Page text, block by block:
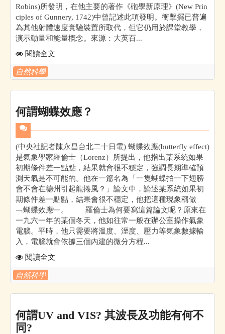
Robins)所發明，在他主要的著作《砲學新原理》(New Prin
ciples of Gunnery, 1742)中曾記述此項發明。衝擊擺已普遍
為其他射體速度實驗裝置所取代，但它仍用於課堂教學，
演示動量和能量概念。來源：大英百...
閱讀全文
自然科學
何謂蝴蝶效應？
(中央社記者陳永昌台北二十日電) 蝴蝶效應(butterfly effect)
是氣象學家羅倫士（Lorenz）所提出，他指出某系統如果
初期條件差一點點，結果就會很不穩定，強調長期準確預
測天氣是不可能的。他在一篇名為「一隻蝴蝶拍一下翅膀
會不會在德州引起龍捲風？」論文中，論述某系統如果初
期條件差一點點，結果會很不穩定，他把這種現象稱做
﹁蝴蝶效應﹂。 羅倫士為何要寫這篇論文呢？原來在
一九六一年的某個冬天，他如往常一般在辦公室操作氣象
電腦。平時，他只需要將溫度、溼度、壓力等氣象數據輸
入，電腦就會依據三個內建的微分方程...
閱讀全文
自然科學
何謂UV and VIS? 其波長及功能有何不
同?